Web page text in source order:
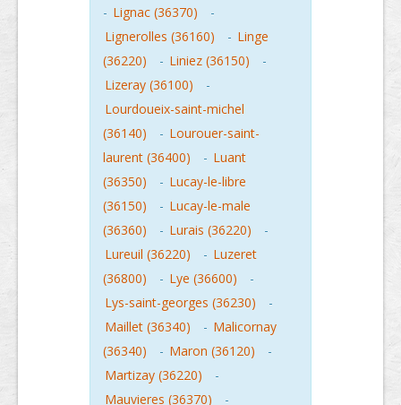
- Lignac (36370)
-
Lignerolles (36160)
- Linge
(36220)
- Liniez (36150)
-
Lizeray (36100)
-
Lourdoueix-saint-michel
(36140)
- Lourouer-saint-
laurent (36400)
- Luant
(36350)
- Lucay-le-libre
(36150)
- Lucay-le-male
(36360)
- Lurais (36220)
-
Lureuil (36220)
- Luzeret
(36800)
- Lye (36600)
-
Lys-saint-georges (36230)
-
Maillet (36340)
- Malicornay
(36340)
- Maron (36120)
-
Martizay (36220)
-
Mauvieres (36370)
-